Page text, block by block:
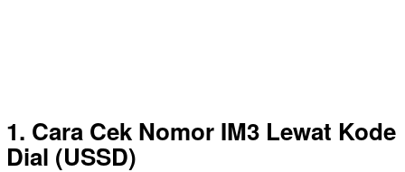
1. Cara Cek Nomor IM3 Lewat Kode
Dial (USSD)